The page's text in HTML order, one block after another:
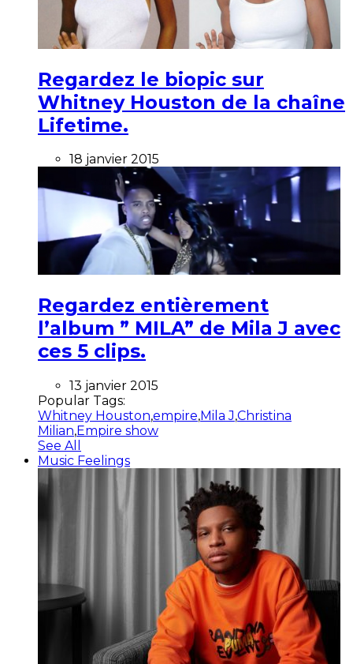
Regardez le biopic sur
Whitney Houston de la chaîne
Lifetime.
18 janvier 2015
Regardez entièrement
l’album ” MILA” de Mila J avec
ces 5 clips.
13 janvier 2015
Popular Tags:
Whitney Houston,empire,Mila J,Christina
Milian,Empire show
See All
Music Feelings